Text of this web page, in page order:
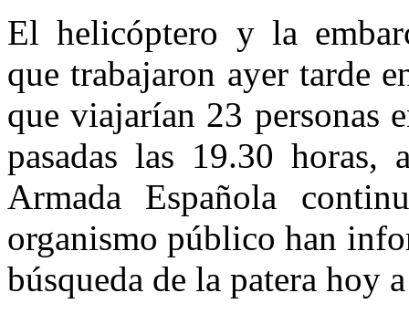
El helicóptero y la
que trabajaron ayer tarde
que viajarían 23 personas
pasadas las 19.30
Armada Española
organismo público han
búsqueda de la patera hoy